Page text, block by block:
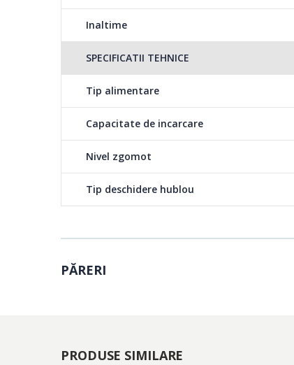
Inaltime
SPECIFICATII TEHNICE
Tip alimentare
Capacitate de incarcare
Nivel zgomot
Tip deschidere hublou
PĂRERI
PRODUSE SIMILARE